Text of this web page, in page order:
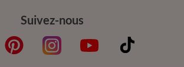
Suivez-nous